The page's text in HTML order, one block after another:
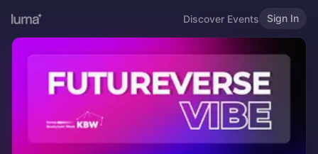
Discover Events Sign In